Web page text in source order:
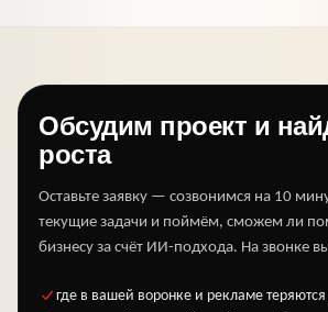
Обсудим проект и
роста
Оставьте заявку — созвонимся на 10
текущие задачи и поймём, сможем ли
бизнесу за счёт ИИ-подхода. На звонке
где в вашей воронке и рекламе теряются